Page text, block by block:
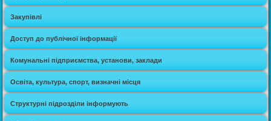
Закупівлі
Доступ до публічної інформації
Комунальні підприємства, установи, заклади
Освіта, культура, спорт, визначні місця
Структурні підрозділи інформують